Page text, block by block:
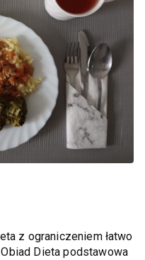
z ograniczeniem łatwo
Dieta podstawowa